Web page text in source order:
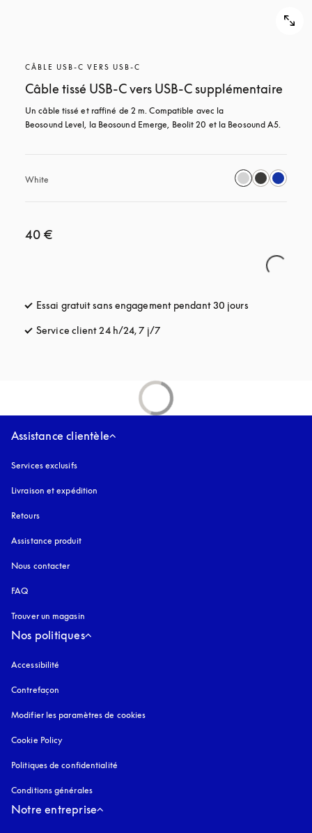
CÂBLE USB-C VERS USB-C
Câble tissé USB-C vers USB-C supplémentaire
Un câble tissé et raffiné de 2 m. Compatible avec la
Beosound Level, la Beosound Emerge, Beolit 20 et la Beosound A5.
White
40 €
Essai gratuit sans engagement pendant 30 jours
Service client 24 h/24, 7 j/7s’ouvre dans un nouvel onglet
Assistance clientèle
Services exclusifs
Livraison et expédition
Retours
Assistance produit
Nous contacter
FAQ
Trouver un magasin
Nos politiques
Accessibilité
Contrefaçon
Modifier les paramètres de cookies
Cookie Policy
Politiques de confidentialité
Conditions générales
Notre entreprise